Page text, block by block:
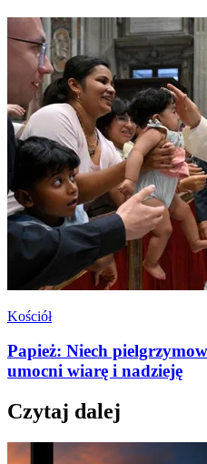
Kościół
Papież: Niech
umocni wiarę i nadzieję
Czytaj dalej